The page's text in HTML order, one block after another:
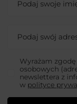
Podaj swoje
Podaj swój
Wyrażam
osobowych
newslettera z
w polityce